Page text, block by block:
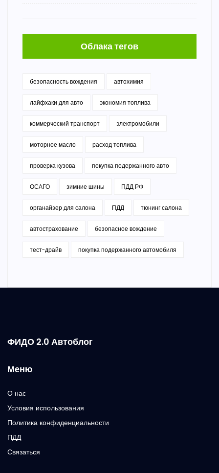
Облака тегов
безопасность вождения автохимия
лайфхаки для авто экономия топлива
коммерческий транспорт электромобили
моторное масло расход топлива
проверка кузова покупка подержанного авто
ОСАГО зимние шины ПДД РФ
органайзер для салона ПДД тюнинг салона
автострахование безопасное вождение
тест-драйв покупка подержанного автомобиля
ФИДО 2.0 Автоблог
Меню
О нас
Условия использования
Политика конфиденциальности
ПДД
Связаться